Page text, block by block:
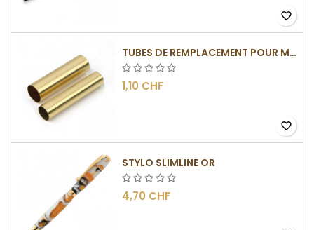
favorite_border
TUBES DE REMPLACEMENT POUR MÉCANISMES SLIMLINE
1,10 CHF
favorite_border
STYLO SLIMLINE OR
4,70 CHF